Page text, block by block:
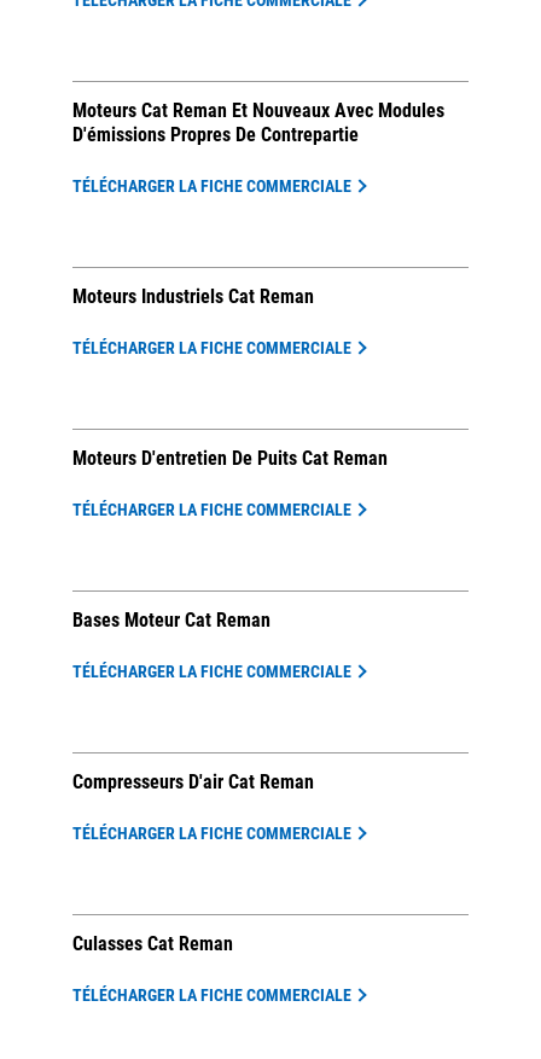
Moteurs Cat Reman Et Nouveaux Avec Modules
D'émissions Propres De Contrepartie
TÉLÉCHARGER LA FICHE COMMERCIALE
Moteurs Industriels Cat Reman
TÉLÉCHARGER LA FICHE COMMERCIALE
Moteurs D'entretien De Puits Cat Reman
TÉLÉCHARGER LA FICHE COMMERCIALE
Bases Moteur Cat Reman
TÉLÉCHARGER LA FICHE COMMERCIALE
Compresseurs D'air Cat Reman
TÉLÉCHARGER LA FICHE COMMERCIALE
Culasses Cat Reman
TÉLÉCHARGER LA FICHE COMMERCIALE